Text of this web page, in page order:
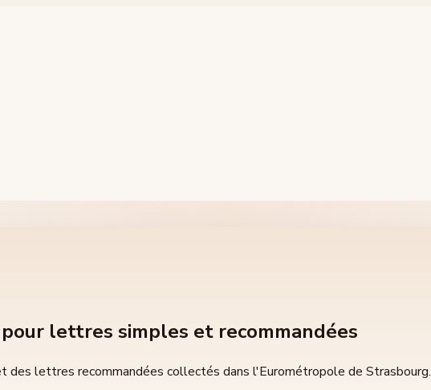
lettres simples et recommandées
des lettres recommandées collectés dans l'Eurométropole de Strasbourg.